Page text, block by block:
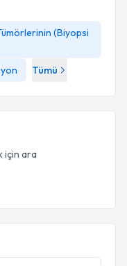
(Biyopsi
Tümü
için ara